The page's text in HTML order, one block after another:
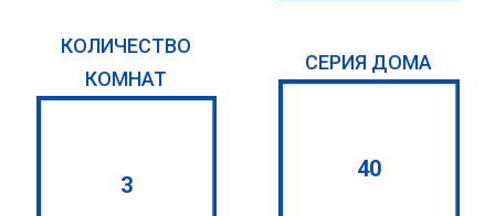
КОЛИЧЕСТВО
КОМНАТ
3
СЕРИЯ ДОМА
40